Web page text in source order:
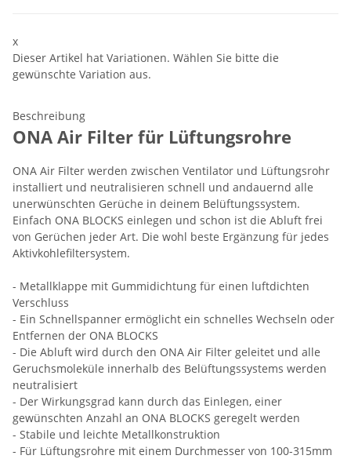
x
Dieser Artikel hat Variationen. Wählen Sie bitte die
gewünschte Variation aus.
Beschreibung
ONA Air Filter für Lüftungsrohre
ONA Air Filter werden zwischen Ventilator und Lüftungsrohr
installiert und neutralisieren schnell und andauernd alle
unerwünschten Gerüche in deinem Belüftungssystem.
Einfach ONA BLOCKS einlegen und schon ist die Abluft frei
von Gerüchen jeder Art. Die wohl beste Ergänzung für jedes
Aktivkohlefiltersystem.
- Metallklappe mit Gummidichtung für einen luftdichten
Verschluss
- Ein Schnellspanner ermöglicht ein schnelles Wechseln oder
Entfernen der ONA BLOCKS
- Die Abluft wird durch den ONA Air Filter geleitet und alle
Geruchsmoleküle innerhalb des Belüftungssystems werden
neutralisiert
- Der Wirkungsgrad kann durch das Einlegen, einer
gewünschten Anzahl an ONA BLOCKS geregelt werden
- Stabile und leichte Metallkonstruktion
- Für Lüftungsrohre mit einem Durchmesser von 100-315mm